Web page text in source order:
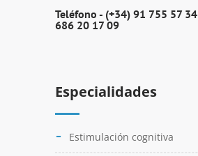
Teléfono - (+34) 91 755 57 34
686 20 17 09
Especialidades
Estimulación cognitiva